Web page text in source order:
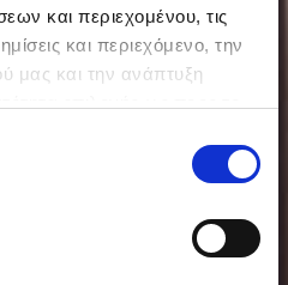
και περιεχομένου, τις
και περιεχόμενο, την
μας και την ανάπτυξη
σχετικά με τη